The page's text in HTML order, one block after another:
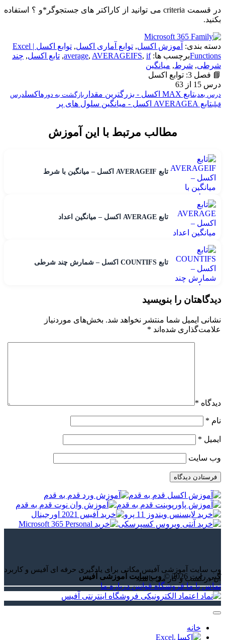
در قسمت criteria می توانید از کاراکتر های جستجوگر*و ؟ استفاده
بکنید.
دسته بندی: آموزش اکسل, توابع آماری اکسل,
توابع اکسل | Excel
Functionsبرچسب ها: average, AVERAGEIFS, if
, تابع اکسل, چند
شرطی, شرط, میانگین
📘 فصل 3: توابع اکسل
درس 15 از 63
درس بعدیتابع MAX اکسل - بزرگترین مقدار بازگشت به دورهاکسلدرس
قبلیتابع AVERAGEA اکسل - میانگین سلول های پر
مطالب مرتبط با این آموزش
تابع AVERAGEIF اکسل – میانگین با شرط
تابع AVERAGE اکسل – میانگین اعداد
تابع COUNTIFS اکسل – شمارش چند شرطی
دیدگاهتان را بنویسید
نشانی ایمیل شما منتشر نخواهد شد. بخش‌های موردنیاز
علامت‌گذاری شده‌اند *
دیدگاه *
نام *
ایمیل *
وب‌ سایت
وب سایت آموزشی آفیس مکانی برای یادگیری حرفه ای آفیس و کاربرد
آن در کسب و کار می باشد.
کپی رایت 2026 ©
وب سایت آموزشی آفیس
تماس با ما فروشگاه قوانین درباره ما
خانه
Excel